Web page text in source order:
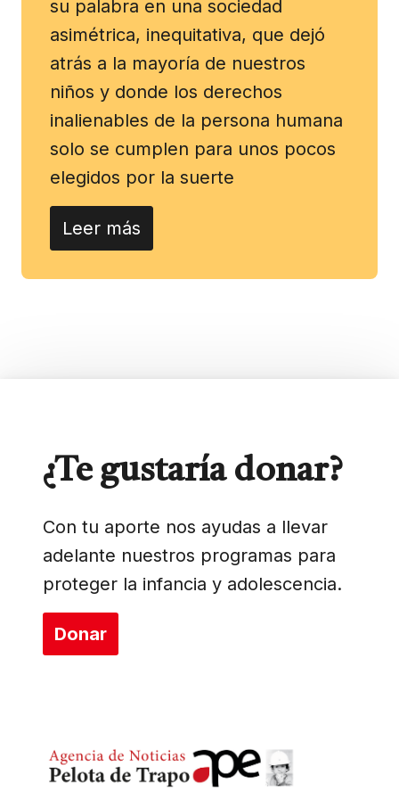
su palabra en una sociedad
asimétrica, inequitativa, que dejó
atrás a la mayoría de nuestros
niños y donde los derechos
inalienables de la persona humana
solo se cumplen para unos pocos
elegidos por la suerte
Leer más
¿Te gustaría donar?
Con tu aporte nos ayudas a llevar
adelante nuestros programas para
proteger la infancia y adolescencia.
Donar